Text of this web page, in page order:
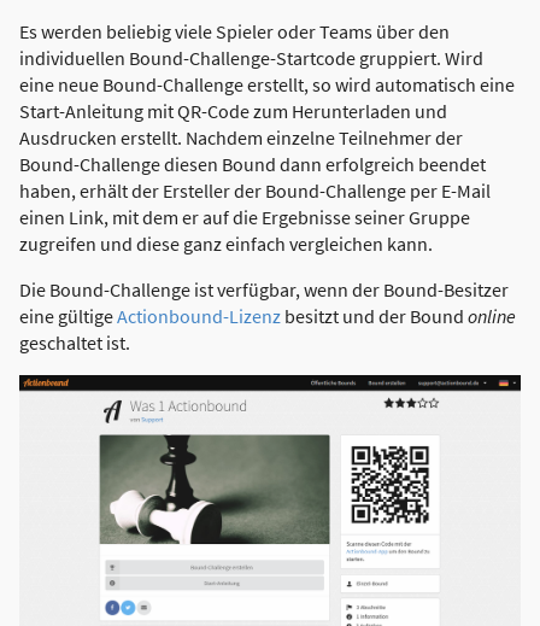
Es werden beliebig viele Spieler oder Teams über den
individuellen Bound-Challenge-Startcode gruppiert. Wird
eine neue Bound-Challenge erstellt, so wird automatisch eine
Start-Anleitung mit QR-Code zum Herunterladen und
Ausdrucken erstellt. Nachdem einzelne Teilnehmer der
Bound-Challenge diesen Bound dann erfolgreich beendet
haben, erhält der Ersteller der Bound-Challenge per E-Mail
einen Link, mit dem er auf die Ergebnisse seiner Gruppe
zugreifen und diese ganz einfach vergleichen kann.
Die Bound-Challenge ist verfügbar, wenn der Bound-Besitzer
eine gültigeActionbound-Lizenz besitzt und der Bound online
geschaltet ist.